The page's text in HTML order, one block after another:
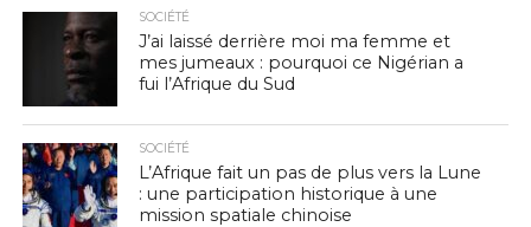
SOCIÉTÉ
J’ai laissé derrière moi ma femme et
mes jumeaux : pourquoi ce Nigérian a
fui l’Afrique du Sud
SOCIÉTÉ
L’Afrique fait un pas de plus vers la Lune
: une participation historique à une
mission spatiale chinoise